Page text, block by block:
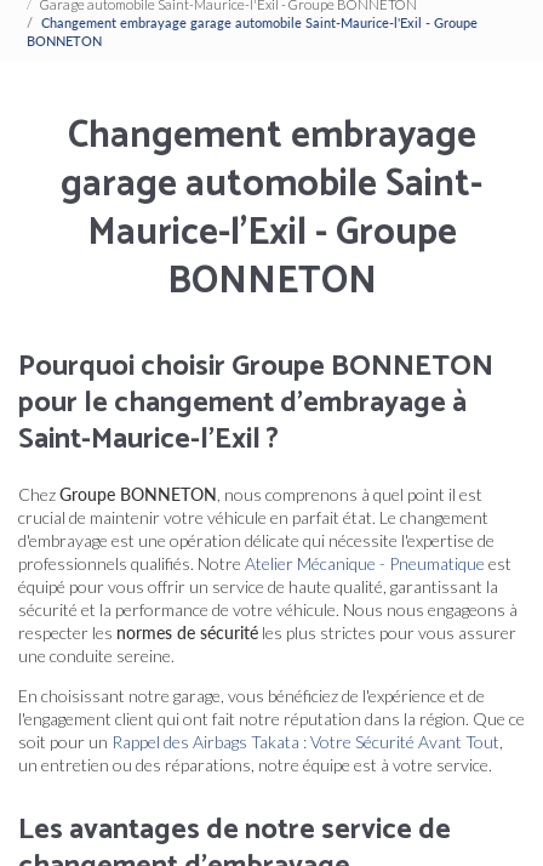
Garage automobile Saint-Maurice-l'Exil - Groupe BONNETON
Changement embrayage garage automobile Saint-Maurice-l'Exil - Groupe
BONNETON
Changement embrayage
garage automobile Saint-
Maurice-l'Exil - Groupe
BONNETON
Pourquoi choisir Groupe BONNETON
pour le changement d'embrayage à
Saint-Maurice-l'Exil ?
ChezGroupe BONNETON , nous comprenons à quel point il est
crucial de maintenir votre véhicule en parfait état. Le changement
d'embrayage est une opération délicate qui nécessite l'expertise de
professionnels qualifiés. Notre Atelier Mécanique - Pneumatique est
équipé pour vous offrir un service de haute qualité, garantissant la
sécurité et la performance de votre véhicule. Nous nous engageons à
respecter les normes de sécurité les plus strictes pour vous assurer
une conduite sereine.
En choisissant notre garage, vous bénéficiez de l'expérience et de
l'engagement client qui ont fait notre réputation dans la région. Que ce
soit pour un Rappel des Airbags Takata : Votre Sécurité Avant Tout
un entretien ou des réparations, notre équipe est à votre service.
Les avantages de notre service de